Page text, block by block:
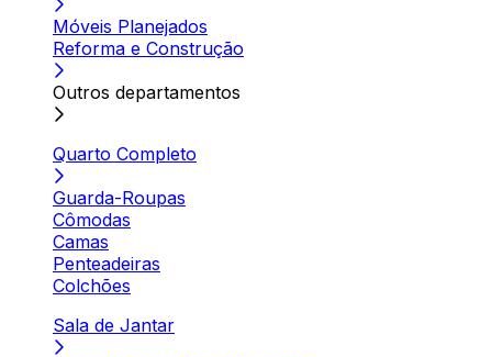
Móveis Planejados
Reforma e Construção
Outros departamentos
Quarto Completo
Guarda-Roupas
Cômodas
Camas
Penteadeiras
Colchões
Sala de Jantar